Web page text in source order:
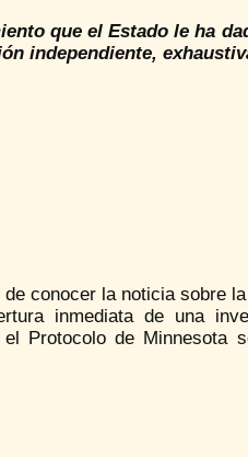
que el Estado le ha
independiente,
conocer la noticia sobre
inmediata de una
Protocolo de Minnesota